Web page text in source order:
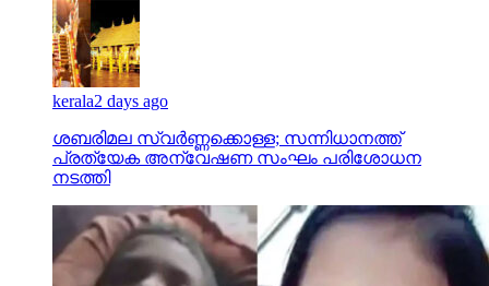
ശബരിമല സ്വര്‍ണ്ണക്കൊള്ള; സന്നിധാനത്ത്
പ്രത്യേക അന്വേഷണ സംഘം പരിശോധന
നടത്തി